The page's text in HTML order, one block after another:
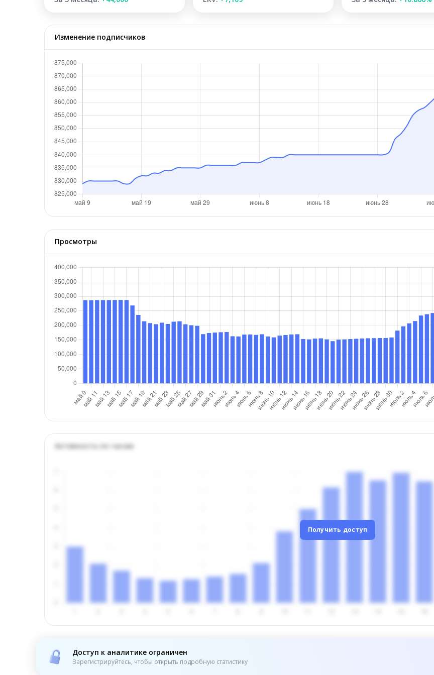
Изменение подписчиков
Просмотры
Активность по часам
Получить доступ
Доступ к аналитике ограничен
Зарегистрируйтесь, чтобы открыть подробную статистику